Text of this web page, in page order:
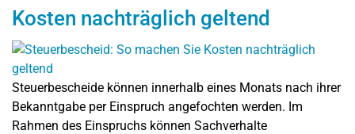
Kosten nachträglich geltend
Steuerbescheide können innerhalb eines Monats nach ihrer
Bekanntgabe per Einspruch angefochten werden. Im
Rahmen des Einspruchs können Sachverhalte